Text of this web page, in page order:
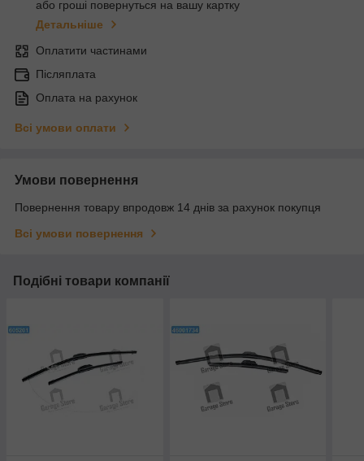
або гроші повернуться на вашу картку
Детальніше
Оплатити частинами
Післяплата
Оплата на рахунок
Всі умови оплати
Умови повернення
Повернення товару впродовж 14 днів за рахунок покупця
Всі умови повернення
Подібні товари компанії